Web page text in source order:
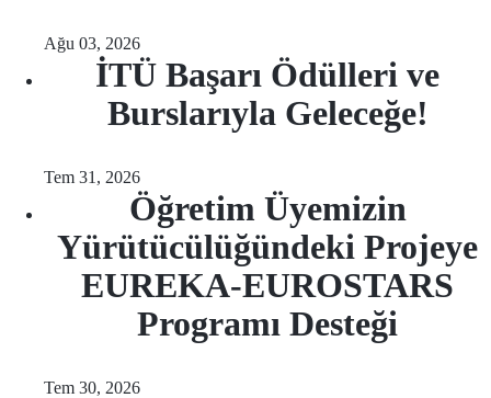
Ağu 03, 2026
İTÜ Başarı Ödülleri ve
Burslarıyla Geleceğe!
Tem 31, 2026
Öğretim Üyemizin
Yürütücülüğündeki Projeye
EUREKA-EUROSTARS
Programı Desteği
Tem 30, 2026